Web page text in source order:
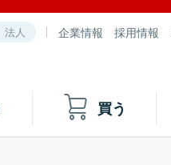
法人 企業情報 採用情報
買う